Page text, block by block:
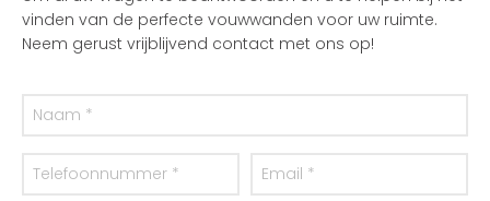
vinden van de perfecte vouwwanden voor uw ruimte.
Neem gerust vrijblijvend contact met ons op!